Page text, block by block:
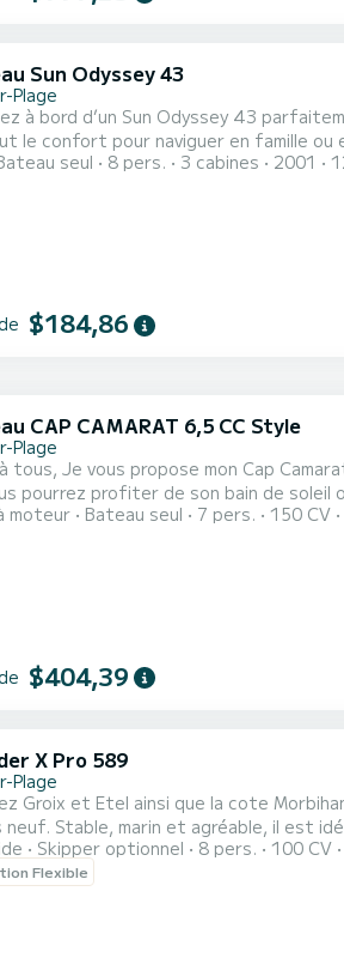
Sun Odyssey 43
Plage
à bord d’un Sun Odyssey 43 parfaitement
pour naviguer en famille ou entre amis : * 3 cabines doubles * 2 salles d’eau *
Webasto * Annexe Highfield avec
seul 8 pers. 3 cabines 2001
$184,86
CAP CAMARAT 6,5 CC Style
Plage
idéal pour se rendre à Groix en famille ou entre
paddle pour faire le tour des criques et profiter
moteur Bateau seul 7 pers. 150 CV
$404,39
X Pro 589
Plage
Groix et Etel ainsi que la cote
Stable, marin et agréable, il est idéal
SELON LES CONDITIONS - Groix :
Skipper optionnel 8 pers. 100 CV
Flexible